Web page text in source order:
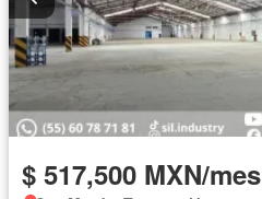
$ 517,500 MXN/mes